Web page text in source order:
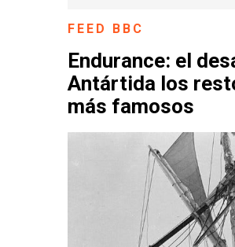
FEED BBC
Endurance: el
Antártida los
más famosos